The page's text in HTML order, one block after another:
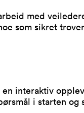
med
som sikret
interaktiv
i starten og